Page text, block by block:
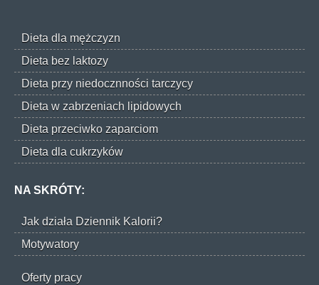
Dieta dla mężczyzn
Dieta bez laktozy
Dieta przy niedocznności tarczycy
Dieta w zabrzeniach lipidowych
Dieta przeciwko zaparciom
Dieta dla cukrzyków
NA SKRÓTY:
Jak działa Dziennik Kalorii?
Motywatory
Oferty pracy